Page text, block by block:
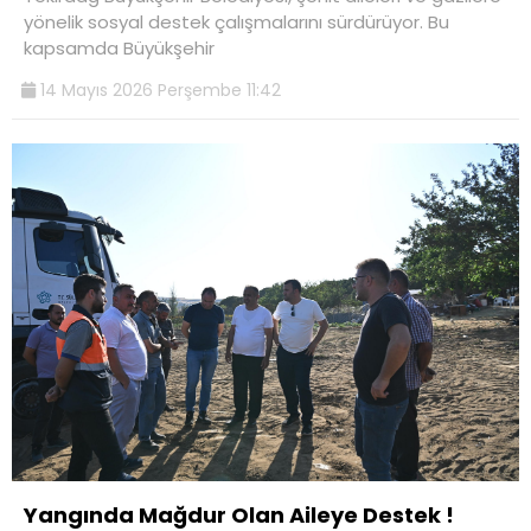
yönelik sosyal destek çalışmalarını sürdürüyor. Bu
kapsamda Büyükşehir
14 Mayıs 2026 Perşembe 11:42
Yangında Mağdur Olan Aileye Destek !